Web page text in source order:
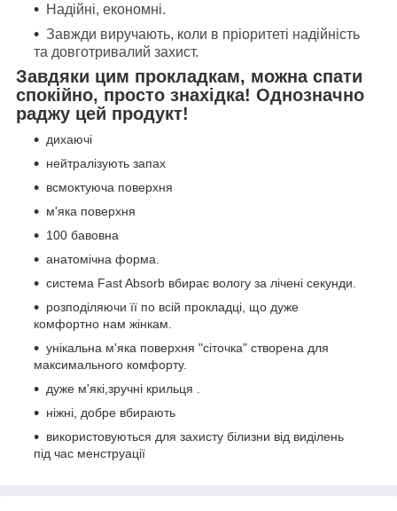
Надійні, економні.
Завжди виручають, коли в пріоритеті надійність
та довготривалий захист.
Завдяки цим прокладкам, можна спати
спокійно, просто знахідка! Однозначно
раджу цей продукт!
дихаючі
нейтралізують запах
всмоктуюча поверхня
м'яка поверхня
100 бавовна
анатомічна форма.
система Fast Absorb вбирає вологу за лічені секунди.
розподіляючи її по всій прокладці, що дуже
комфортно нам жінкам.
унікальна м'яка поверхня "сіточка" створена для
максимального комфорту.
дуже м'які,зручні крильця .
ніжні, добре вбирають
використовуються для захисту білизни від виділень
під час менструації